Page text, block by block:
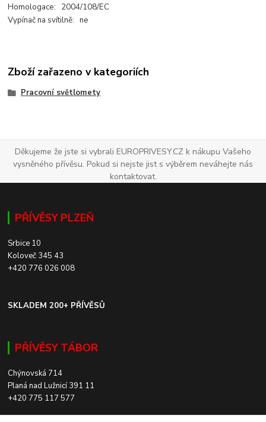
Homologace: 2004/108/EC
Vypínač na svítilně: ne
Zboží zařazeno v kategoriích
Pracovní světlomety
Děkujeme že jste si vybrali EUROPRIVESY.CZ k nákupu Vašeho
vysněného přívěsu. Pokud si nejste jist s výběrem neváhejte nás
kontaktovat.
PŘÍVĚSY PLZEŇ
Srbice 10
Koloveč 345 43
+420 776 026 008
SKLADEM 200+ PŘÍVĚSŮ
PŘÍVĚSY TÁBOR
Chýnovská 714
Planá nad Lužnicí 391 11
+420 775 117 577